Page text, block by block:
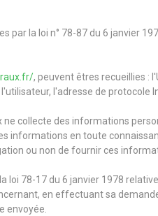
la loi n° 78-87 du 6 janvier
, peuvent êtres recueillies :
l'adresse de protocole
collecte des informations
informations en toute
ou non de fournir ces
78-17 du 6 janvier 1978
en effectuant sa
envoyée.